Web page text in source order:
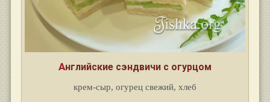
Английские сэндвичи с огурцом
крем-сыр, огурец свежий, хлеб